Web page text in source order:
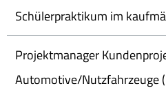
Schülerpraktikum im
Projektmanager
Automotive/Nutzfahrzeuge